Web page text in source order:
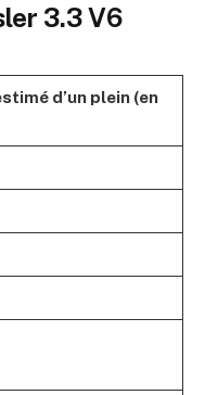
3.3 V6
d’un plein (en